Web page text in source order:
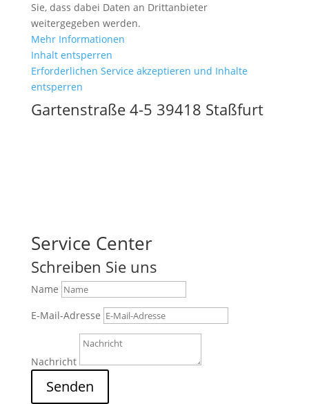
Sie, dass dabei Daten an Drittanbieter
weitergegeben werden.
Mehr Informationen
Inhalt entsperren
Erforderlichen Service akzeptieren und Inhalte
entsperren
Gartenstraße 4-5 39418 Staßfurt
Service Center
Schreiben Sie uns
Name
E-Mail-Adresse
Nachricht
Senden